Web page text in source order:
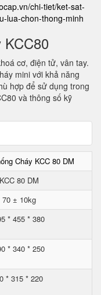
chi-tiet/ket-sat-
lua-chon-thong-minh
KCC80
cơ, điện tử, vân tay.
mini với khả năng
hợp để sử dụng trong
và thông số kỹ
Cháy KCC 80 DM
KCC 80 DM
70 ± 10kg
* 455 * 380
* 340 * 250
* 315 * 220